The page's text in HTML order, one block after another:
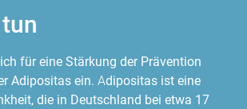
für eine Stärkung der Prävention
Adipositas ein. Adipositas ist eine
die in Deutschland bei etwa 17